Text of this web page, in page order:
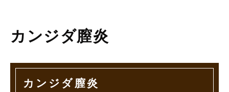
カンジダ膣炎
カンジダ膣炎